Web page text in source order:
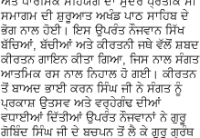
ਸਮਾਗਮ ਦੀ ਸ਼ੁਰੂਆਤ ਅਖੰਡ ਪਾਠ ਸਾਹਿਬ ਦੇ
ਭੋਗ ਨਾਲ ਹੋਈ। ਇਸ ਉਪਰੰਤ ਨੌਜਵਾਨ ਸਿੱਖ
ਬੱਚਿਆਂ, ਬੱਚੀਆਂ ਅਤੇ ਕੀਰਤਨੀ ਜਥੇ ਵੱਲੋਂ ਸ਼ਬਦ
ਕੀਰਤਨ ਗਾਇਨ ਕੀਤਾ ਗਿਆ, ਜਿਸ ਨਾਲ ਸੰਗਤ
ਆਤਮਿਕ ਰਸ ਨਾਲ ਨਿਹਾਲ ਹੋ ਗਈ। ਕੀਰਤਨ
ਤੋਂ ਬਾਅਦ ਭਾਈ ਕਰਨ ਸਿੰਘ ਜੀ ਨੇ ਸੰਗਤ ਨੂੰ
ਪ੍ਰਕਾਸ਼ ਉਤਸਵ ਅਤੇ ਵਰ੍ਹੇਗੰਢ ਦੀਆਂ
ਵਧਾਈਆਂ ਦਿੱਤੀਆਂ ਉਪਰੰਤ ਨੌਜਵਾਨਾਂ ਨੇ ਗੁਰੂ
ਗੋਬਿੰਦ ਸਿੰਘ ਜੀ ਦੇ ਬਚਪਨ ਤੋਂ ਲੈ ਕੇ ਗੁਰੂ ਗ੍ਰੰਥ